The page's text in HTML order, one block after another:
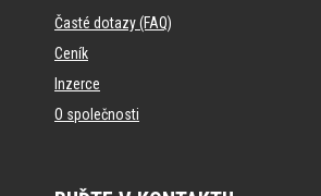
Časté dotazy (FAQ)
Ceník
Inzerce
O společnosti